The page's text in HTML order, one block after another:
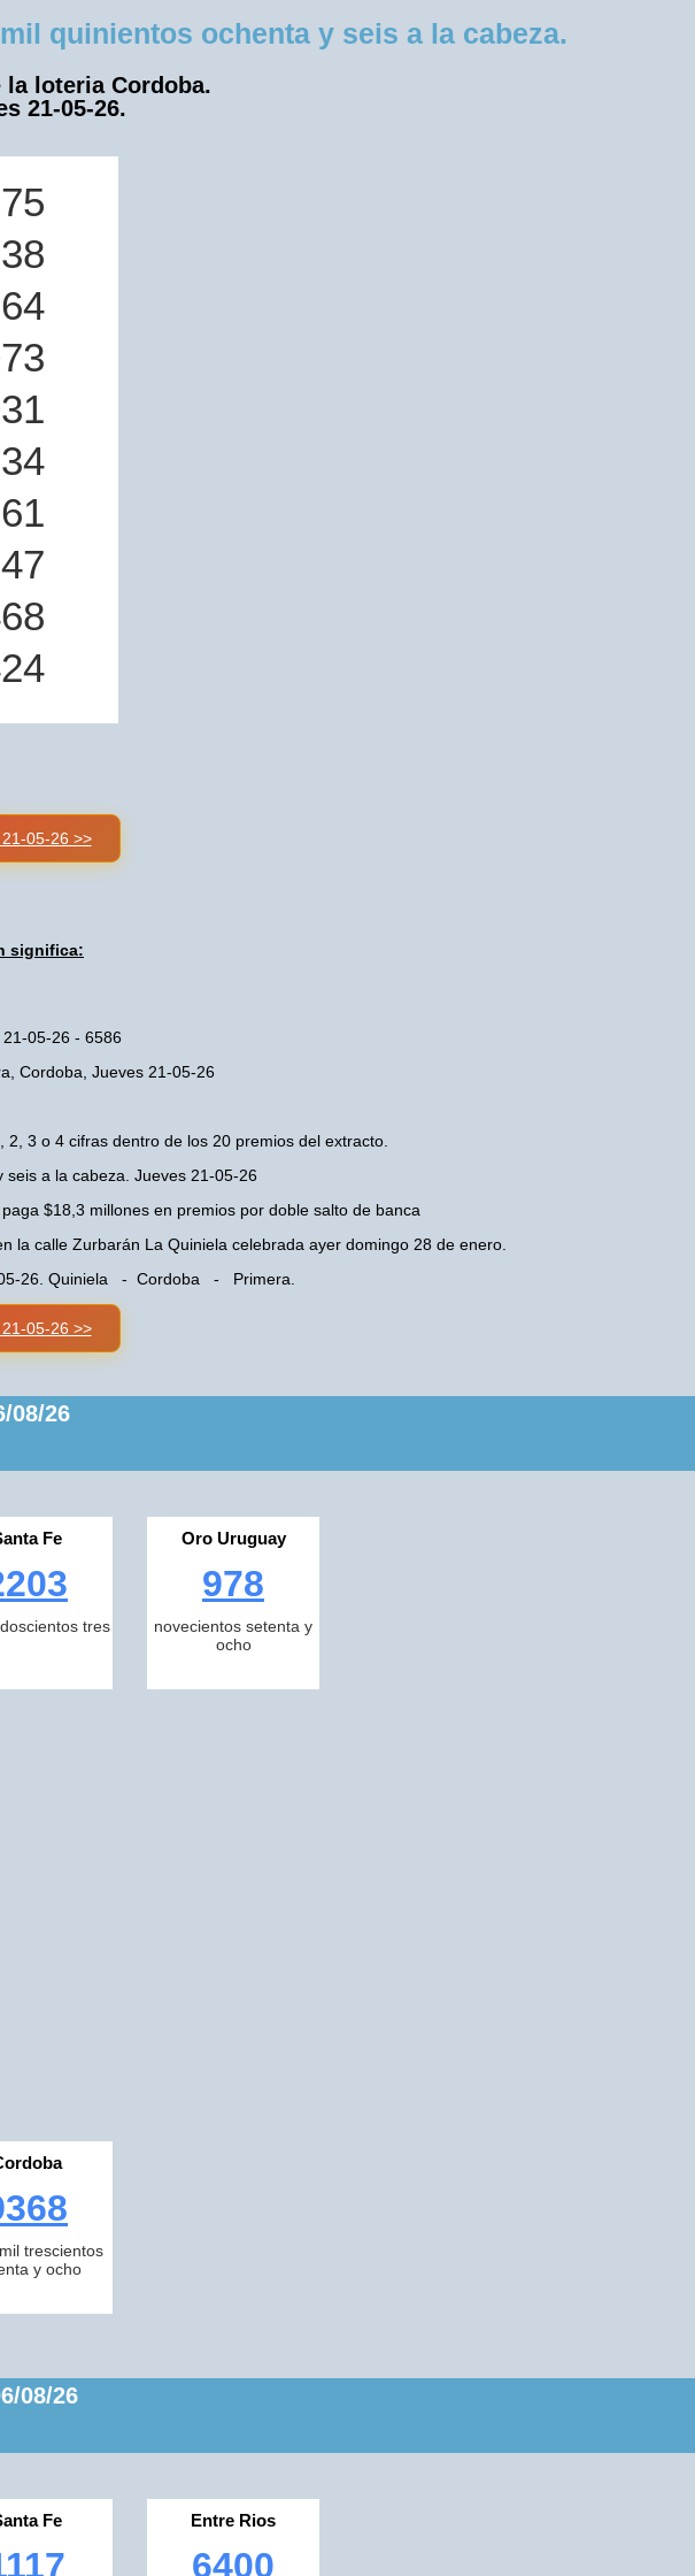
quinientos ochenta y seis a la cabeza.
la loteria Cordoba.
21-05-26.
05-26 >>
significa:
05-26 - 6586
Cordoba, Jueves 21-05-26
3 o 4 cifras dentro de los 20 premios del extracto.
a la cabeza. Jueves 21-05-26
$18,3 millones en premios por doble salto de banca
la calle Zurbarán La Quiniela celebrada ayer domingo 28 de enero.
26. Quiniela - Cordoba - Primera.
05-26 >>
08/26
Fe
tres
Oro Uruguay
978
novecientos setenta y
ocho
trescientos
y ocho
08/26
Fe Entre Rios
6400